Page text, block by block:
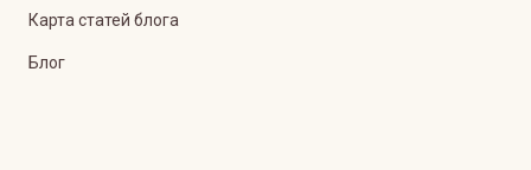
Карта статей блога
Блог